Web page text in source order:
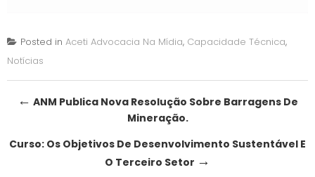
Posted in Aceti Advocacia Na Mídia, Capacidade Técnica,
Notícias
Post
← ANM Publica Nova Resolução Sobre Barragens De
Mineração.
Curso: Os Objetivos De Desenvolvimento Sustentável E
O Terceiro Setor →